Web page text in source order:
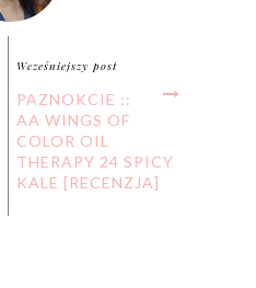
Wcześniejszy post
PAZNOKCIE ::
AA WINGS OF
COLOR OIL
THERAPY 24 SPICY
KALE [RECENZJA]